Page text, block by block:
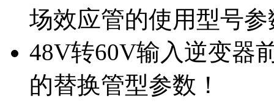
场效应管的使用型号参
48V转60V输入逆变器
的替换管型参数！